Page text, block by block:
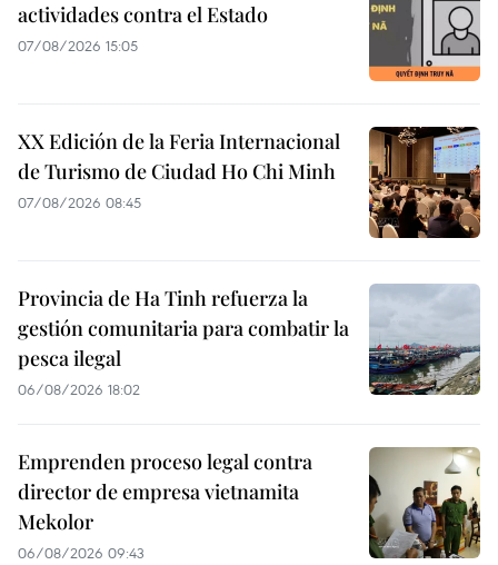
actividades contra el Estado
07/08/2026 15:05
XX Edición de la Feria Internacional
de Turismo de Ciudad Ho Chi Minh
07/08/2026 08:45
Provincia de Ha Tinh refuerza la
gestión comunitaria para combatir la
pesca ilegal
06/08/2026 18:02
Emprenden proceso legal contra
director de empresa vietnamita
Mekolor
06/08/2026 09:43